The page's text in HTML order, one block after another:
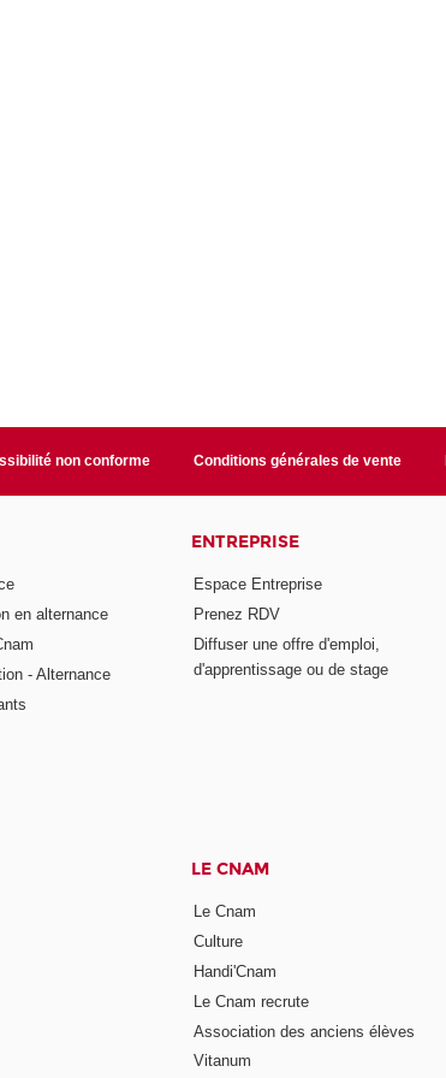
non conforme Conditions générales de vente
en alternance
- Alternance
ENTREPRISE
Espace Entreprise
Prenez RDV
Diffuser une offre d'emploi,
d'apprentissage ou de stage
LE CNAM
Le Cnam
Culture
Handi'Cnam
Le Cnam recrute
Association des anciens élèves
Vitanum